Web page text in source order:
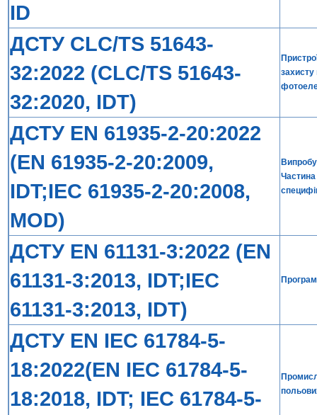
ID
ДСТУ CLC/TS 51643-
32:2022 (CLC/TS 51643-
32:2020, IDT)
захисту
ДСТУ EN 61935-2-20:2022
(EN 61935-2-20:2009,
IDT;IEC 61935-2-20:2008,
MOD)
ДСТУ EN 61131-3:2022 (EN
61131-3:2013, IDT;IEC
61131-3:2013, IDT)
ДСТУ EN IEC 61784-5-
18:2022(EN IEC 61784-5-
18:2018, IDT; IEC 61784-5-